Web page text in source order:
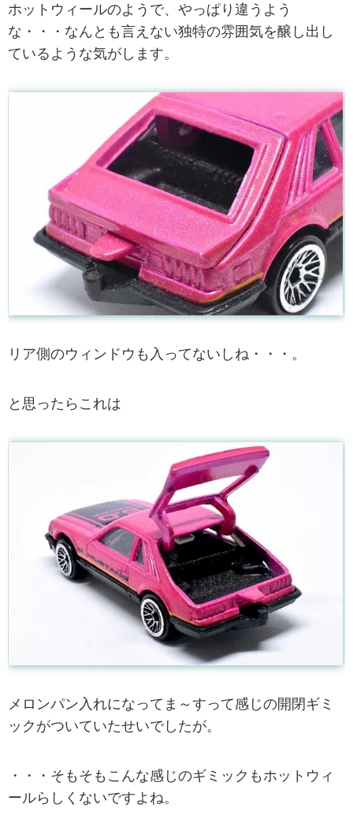
ホットウィールのようで、やっぱり違うよう
な・・・なんとも言えない独特の雰囲気を醸し出し
ているような気がします。
リア側のウィンドウも入ってないしね・・・。
と思ったらこれは
メロンパン入れになってま～すって感じの開閉ギミ
ックがついていたせいでしたが。
・・・そもそもこんな感じのギミックもホットウィ
ールらしくないですよね。